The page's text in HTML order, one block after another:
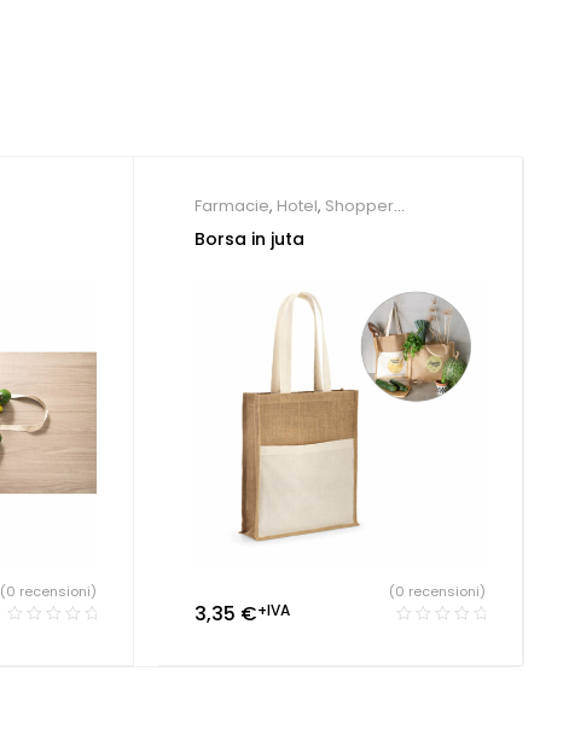
(0 recensioni)
Farmacie, Hotel, Shopper
personalizzate
Borsa in juta
3,35 €+IVA
(0 recensioni)